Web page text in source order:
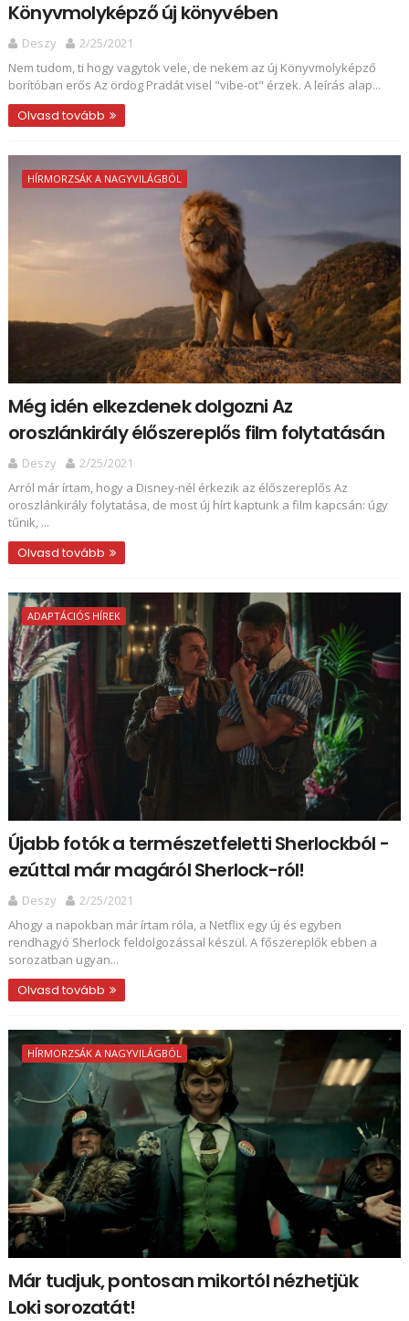
Könyvmolyképző új könyvében
Deszy
2/25/2021
Nem tudom, ti hogy vagytok vele, de nekem az új Könyvmolyképző
borítóban erős Az ördög Pradát visel "vibe-ot" érzek. A leírás alap...
Olvasd tovább
HÍRMORZSÁK A NAGYVILÁGBÓL
Még idén elkezdenek dolgozni Az
oroszlánkirály élőszereplős film folytatásán
Deszy
2/25/2021
Arról már írtam, hogy a Disney-nél érkezik az élőszereplős Az
oroszlánkirály folytatása, de most új hírt kaptunk a film kapcsán: úgy
tűnik, ...
Olvasd tovább
ADAPTÁCIÓS HÍREK
Újabb fotók a természetfeletti Sherlockból -
ezúttal már magáról Sherlock-ról!
Deszy
2/25/2021
Ahogy a napokban már írtam róla, a Netflix egy új és egyben
rendhagyó Sherlock feldolgozással készül. A főszereplők ebben a
sorozatban ugyan...
Olvasd tovább
HÍRMORZSÁK A NAGYVILÁGBÓL
Már tudjuk, pontosan mikortól nézhetjük
Loki sorozatát!